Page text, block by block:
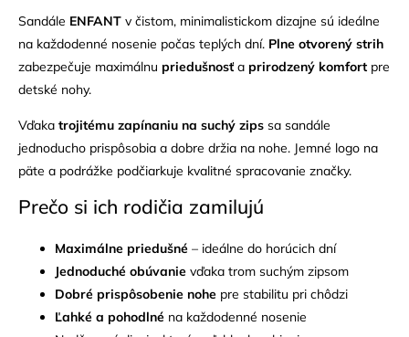
Sandále ENFANT v čistom, minimalistickom dizajne sú ideálne
na každodenné nosenie počas teplých dní. Plne otvorený strih
zabezpečuje maximálnu priedušnosť a prirodzený komfort pre
detské nohy.
Vďaka trojitému zapínaniu na suchý zips sa sandále
jednoducho prispôsobia a dobre držia na nohe. Jemné logo na
päte a podrážke podčiarkuje kvalitné spracovanie značky.
Prečo si ich rodičia zamilujú
Maximálne priedušné – ideálne do horúcich dní
Jednoduché obúvanie vďaka trom suchým zipsom
Dobré prispôsobenie nohe pre stabilitu pri chôdzi
Ľahké a pohodlné na každodenné nosenie